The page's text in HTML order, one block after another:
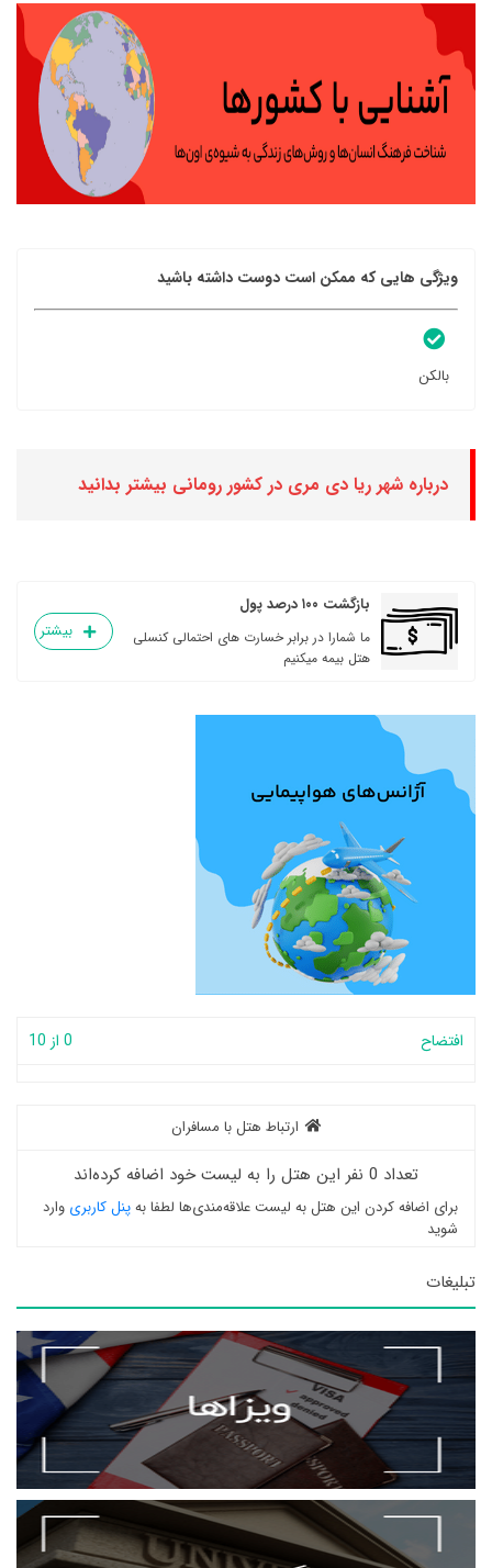
ویژگی هایی که ممکن است دوست داشته باشید
بالکن
درباره شهر ریا دی مری در کشور رومانی بیشتر بدانید
بازگشت ۱۰۰ درصد پول
ما شمارا در برابر خسارت های احتمالی کنسلی
هتل بیمه میکنیم
بیشتر
افتضاح 0 از 10
ارتباط هتل با مسافران
تعداد 0 نفر این هتل را به لیست خود اضافه کرده‌اند
برای اضافه کردن این هتل به لیست علاقه‌مندی‌ها لطفا بهپنل کاربری وارد
شوید
تبلیغات